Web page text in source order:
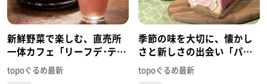
新鮮野菜で楽しむ、直売所
一体カフェ「リーフデ･テラ
ス」（石巻市北上町橋浦北
釜谷崎）#444【topoぐる
topoぐるめ最新
季節の味を大切に、懐かし
さと新しさの出会い「パテ
ィスリーアズロール」（太
白区泉崎）#443【topoぐる
topoぐるめ最新